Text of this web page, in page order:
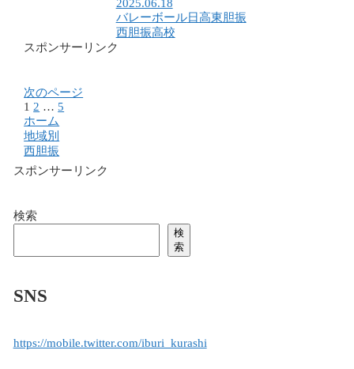
2025.06.18
バレーボール日高東胆振
西胆振高校
スポンサーリンク
次のページ
1 2 … 5
ホーム
地域別
西胆振
スポンサーリンク
検索
検
索
SNS
https://mobile.twitter.com/iburi_kurashi